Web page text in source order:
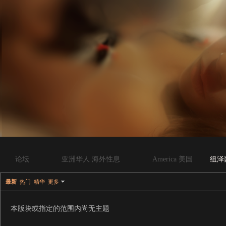
论坛 亚洲华人 海外性息 America 美国 纽泽
最新 热门 精华 更多
本版块或指定的范围内尚无主题